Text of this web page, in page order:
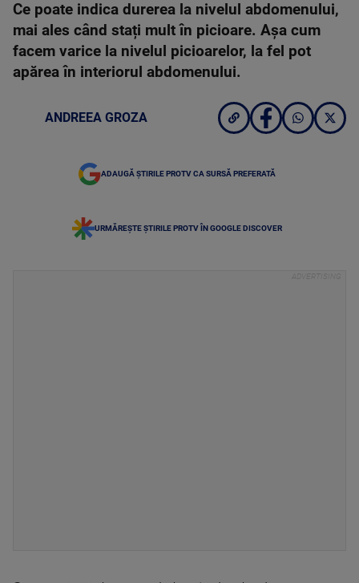
Ce poate indica durerea la nivelul abdomenului,
mai ales când stați mult în picioare. Așa cum
facem varice la nivelul picioarelor, la fel pot
apărea în interiorul abdomenului.
ANDREEA GROZA
ADAUGĂ ȘTIRILE PROTV CA SURSĂ PREFERATĂ
URMĂREȘTE ȘTIRILE PROTV ÎN GOOGLE DISCOVER